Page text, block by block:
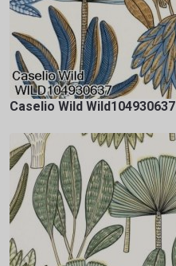
Caselio Wild Wild104930637